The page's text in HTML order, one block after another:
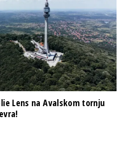
Lens na Avalskom tornju